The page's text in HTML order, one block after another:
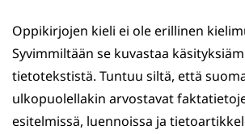
Oppikirjojen kieli ei ole erillinen
Syvimmiltään se kuvastaa
tietotekstistä. Tuntuu siltä, että
ulkopuolellakin arvostavat
esitelmissä, luennoissa ja